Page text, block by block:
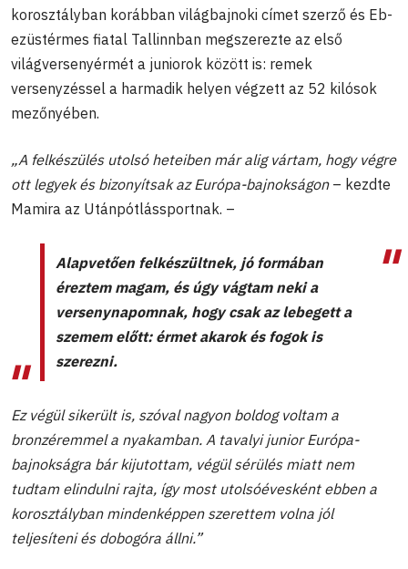
korosztályban korábban világbajnoki címet szerző és Eb-
ezüstérmes fiatal Tallinnban megszerezte az első
világversenyérmét a juniorok között is: remek
versenyzéssel a harmadik helyen végzett az 52 kilósok
mezőnyében.
„A felkészülés utolsó heteiben már alig vártam, hogy végre
ott legyek és bizonyítsak az Európa-bajnokságon – kezdte
Mamira az Utánpótlássportnak. –
Alapvetően felkészültnek, jó formában
éreztem magam, és úgy vágtam neki a
versenynapomnak, hogy csak az lebegett a
szemem előtt: érmet akarok és fogok is
szerezni.
Ez végül sikerült is, szóval nagyon boldog voltam a
bronzéremmel a nyakamban. A tavalyi junior Európa-
bajnokságra bár kijutottam, végül sérülés miatt nem
tudtam elindulni rajta, így most utolsóévesként ebben a
korosztályban mindenképpen szerettem volna jól
teljesíteni és dobogóra állni.”